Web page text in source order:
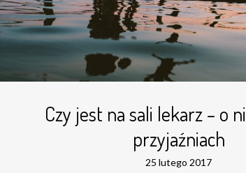
Czy jest na sali lekarz – o
przyjaźniach
25 lutego 2017